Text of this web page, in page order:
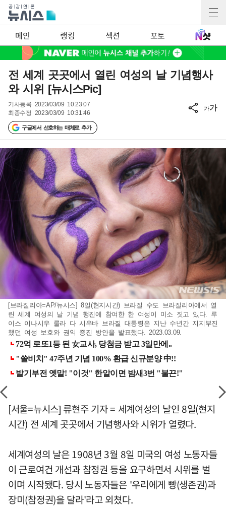
메인 랭킹 섹션 포토
전 세계 곳곳에서 열린 여성의 날 기념행사
와 시위 [뉴시스Pic]
기사등록 2023/03/09 10:23:07
최종수정 2023/03/09 10:31:46
구글에서 선호하는 매체로 추가
가가
[브라질리아=AP/뉴시스] 8일(현지시간) 브라질 수도 브라질리아에서 열
린 세계 여성의 날 기념 행진에 참여한 한 여성이 미소 짓고 있다. 루
이스 이나시우 룰라 다 시우바 브라질 대통령은 지난 수년간 지지부진
했던 여성 보호와 권익 증진 방안을 발표했다. 2023.03.09.
[서울=뉴시스] 류현주 기자 = 세계여성의 날인 8일(현지
시간) 전 세계 곳곳에서 기념행사와 시위가 열렸다.
세계여성의 날은 1908년 3월 8일 미국의 여성 노동자들
이 근로여건 개선과 참정권 등을 요구하면서 시위를 벌
이며 시작됐다. 당시 노동자들은 '우리에게 빵(생존권)과
장미(참정권)을 달라'라고 외쳤다.